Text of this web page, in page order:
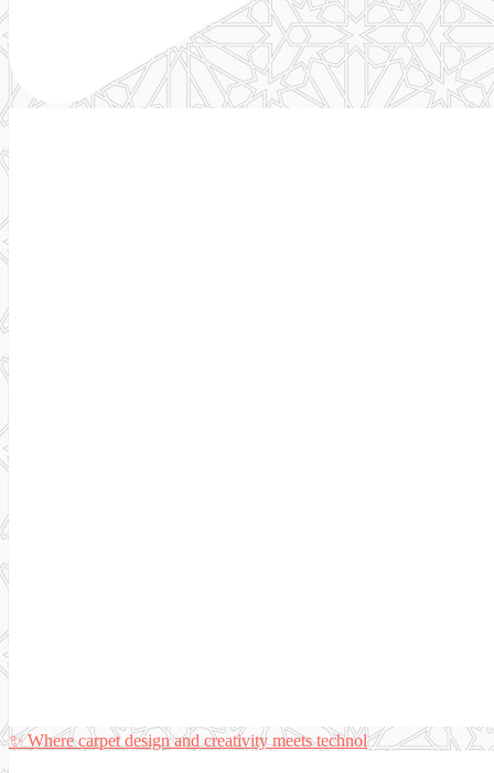
✨ Where carpet design and creativity meets technol